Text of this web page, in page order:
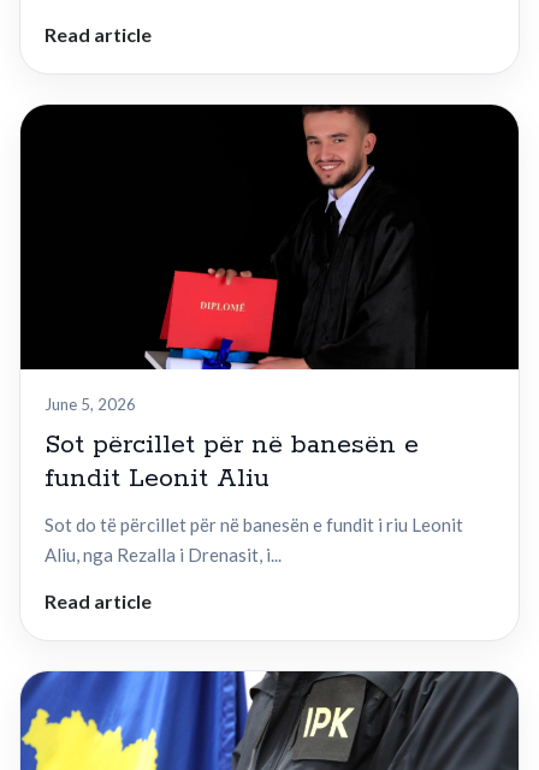
Read article
June 5, 2026
Sot përcillet për në banesën e
fundit Leonit Aliu
Sot do të përcillet për në banesën e fundit i riu Leonit
Aliu, nga Rezalla i Drenasit, i...
Read article